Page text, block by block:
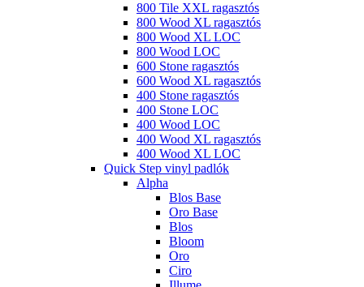
800 Tile XXL ragasztós
800 Wood XL ragasztós
800 Wood XL LOC
800 Wood LOC
600 Stone ragasztós
600 Wood XL ragasztós
400 Stone ragasztós
400 Stone LOC
400 Wood LOC
400 Wood XL ragasztós
400 Wood XL LOC
Quick Step vinyl padlók
Alpha
Blos Base
Oro Base
Blos
Bloom
Oro
Ciro